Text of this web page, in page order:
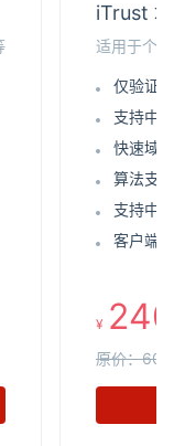
iTrust
适用于个
仅验证
支持中
快速域
算法支
支持中
客户端
¥ 240
原价：